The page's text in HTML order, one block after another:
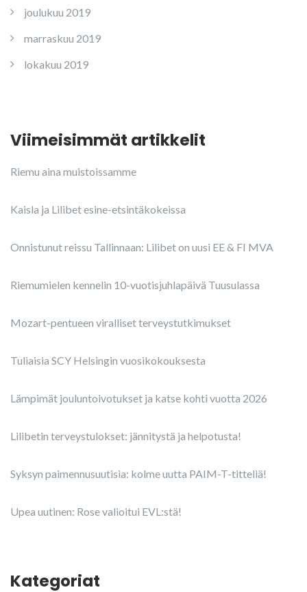
joulukuu 2019
marraskuu 2019
lokakuu 2019
Viimeisimmät artikkelit
Riemu aina muistoissamme
Kaisla ja Lilibet esine-etsintäkokeissa
Onnistunut reissu Tallinnaan: Lilibet on uusi EE & FI MVA
Riemumielen kennelin 10-vuotisjuhlapäivä Tuusulassa
Mozart-pentueen viralliset terveystutkimukset
Tuliaisia SCY Helsingin vuosikokouksesta
Lämpimät jouluntoivotukset ja katse kohti vuotta 2026
Lilibetin terveystulokset: jännitystä ja helpotusta!
Syksyn paimennusuutisia: kolme uutta PAIM-T-titteliä!
Upea uutinen: Rose valioitui EVL:stä!
Kategoriat